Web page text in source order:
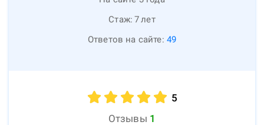
Стаж: 7лет
Ответов на сайте: 49
5
Отзывы 1